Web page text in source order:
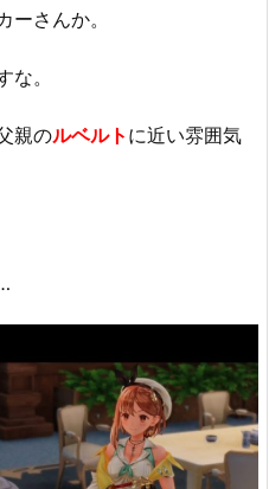
ーさんか。
。
親のルベルト に近い雰囲気